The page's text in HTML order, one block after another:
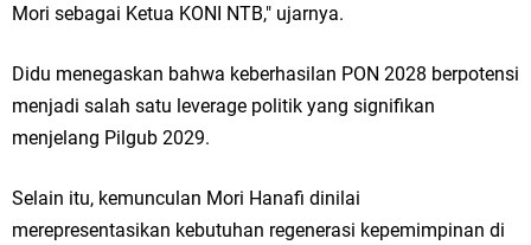
Mori sebagai Ketua KONI NTB," ujarnya.
Didu menegaskan bahwa keberhasilan PON 2028 berpotensi
menjadi salah satu leverage politik yang signifikan
menjelang Pilgub 2029.
Selain itu, kemunculan Mori Hanafi dinilai
merepresentasikan kebutuhan regenerasi kepemimpinan di